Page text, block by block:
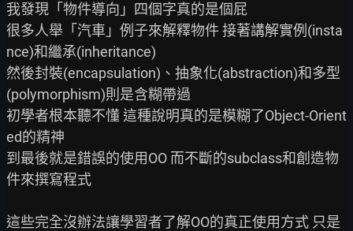
我發現「物件導向」四個字真的是個屁
很多人舉「汽車」例子來解釋物件 接著講解實例(insta
nce)和繼承(inheritance)
然後封裝(encapsulation)、抽象化(abstraction)和多型
(polymorphism)則是含糊帶過
初學者根本聽不懂 這種說明真的是模糊了Object-Orient
ed的精神
到最後就是錯誤的使用OO 而不斷的subclass和創造物
件來撰寫程式
這些完全沒辦法讓學習者了解OO的真正使用方式 只是